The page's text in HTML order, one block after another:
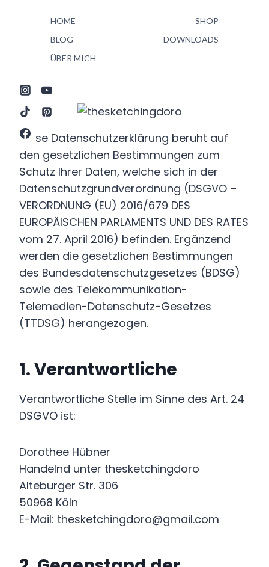
HOME
SHOP
BLOG
DOWNLOADS
ÜBER MICH
Diese Datenschutzerklärung beruht auf
den gesetzlichen Bestimmungen zum
Schutz Ihrer Daten, welche sich in der
Datenschutzgrundverordnung (DSGVO –
VERORDNUNG (EU) 2016/679 DES
EUROPÄISCHEN PARLAMENTS UND DES RATES
vom 27. April 2016) befinden. Ergänzend
werden die gesetzlichen Bestimmungen
des Bundesdatenschutzgesetzes (BDSG)
sowie des Telekommunikation-
Telemedien-Datenschutz-Gesetzes
(TTDSG) herangezogen.
1. Verantwortliche
Verantwortliche Stelle im Sinne des Art. 24
DSGVO ist:
Dorothee Hübner
Handelnd unter thesketchingdoro
Alteburger Str. 306
50968 Köln
E-Mail: thesketchingdoro@gmail.com